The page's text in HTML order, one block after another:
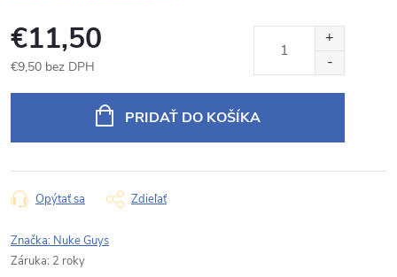
€11,50
€9,50 bez DPH
PRIDAŤ DO KOŠÍKA
Opýtať sa Zdieľať
Značka: Nuke Guys
Záruka: 2 roky